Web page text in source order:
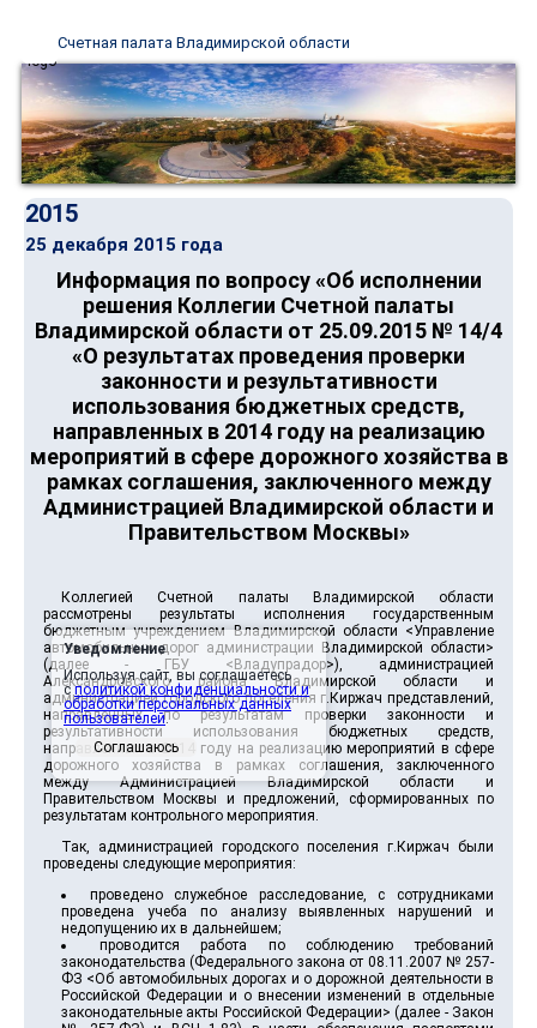
Счетная палата Владимирской области
2015
25 декабря 2015 года
Информация по вопросу «Об исполнении
решения Коллегии Счетной палаты
Владимирской области от 25.09.2015 № 14/4
«О результатах проведения проверки
законности и результативности
использования бюджетных средств,
направленных в 2014 году на реализацию
мероприятий в сфере дорожного хозяйства в
рамках соглашения, заключенного между
Администрацией Владимирской области и
Правительством Москвы»
Коллегией Счетной палаты Владимирской области
рассмотрены результаты исполнения государственным
бюджетным учреждением Владимирской области <Управление
автомобильных дорог администрации Владимирской области>
(далее - ГБУ <Владупрадор>), администрацией
Александровского района Владимирской области и
администрацией городского поселения г.Киржач представлений,
направленных по результатам проверки законности и
результативности использования бюджетных средств,
направленных в 2014 году на реализацию мероприятий в сфере
дорожного хозяйства в рамках соглашения, заключенного
между Администрацией Владимирской области и
Правительством Москвы и предложений, сформированных по
результатам контрольного мероприятия.
Так, администрацией городского поселения г.Киржач были
проведены следующие мероприятия:
проведено служебное расследование, с сотрудниками
проведена учеба по анализу выявленных нарушений и
недопущению их в дальнейшем;
проводится работа по соблюдению требований
законодательства (Федерального закона от 08.11.2007 № 257-
ФЗ <Об автомобильных дорогах и о дорожной деятельности в
Российской Федерации и о внесении изменений в отдельные
законодательные акты Российской Федерации> (далее - Закон
Уведомление
Используя сайт, вы соглашаетесь
сполитикой конфиденциальности и
обработки персональных данных
пользователей.
Соглашаюсь